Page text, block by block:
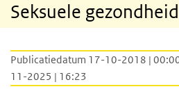
Seksuele
Publicatiedatum 17-10-2018 |
11-2025 | 16:23